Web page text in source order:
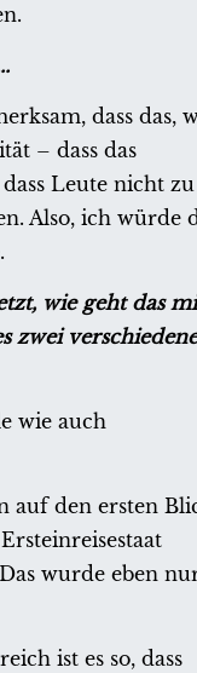
dass das,
– dass das
Leute nicht zu
Also, ich würde
wie geht das
zwei verschiedene
wie auch
auf den ersten
wurde eben
ist es so, dass